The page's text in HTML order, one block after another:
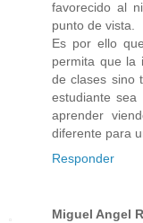
favorecido al
punto de vista.
Es por ello
permita que la
de clases sino
estudiante
aprender
diferente para
Responder
Miguel Angel